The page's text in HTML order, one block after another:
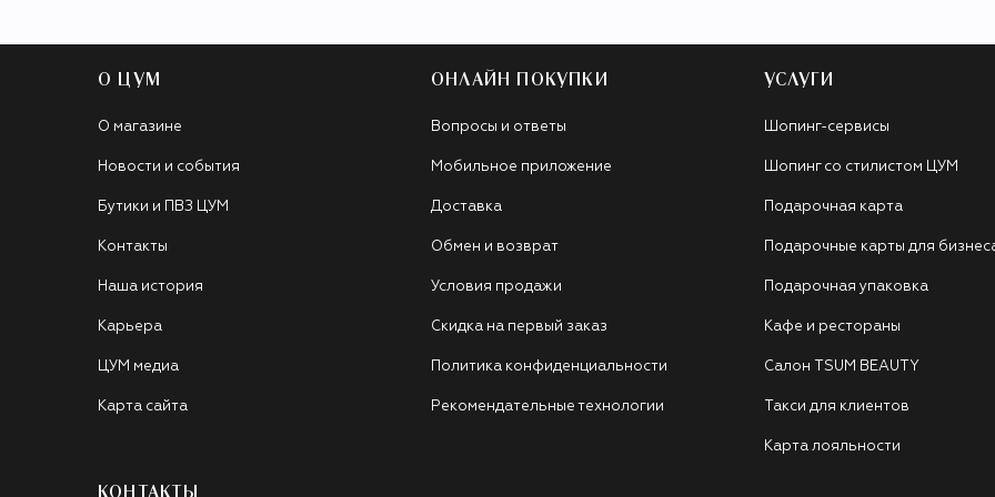
О ЦУМ
О магазине
Новости и события
Бутики и ПВЗ ЦУМ
Контакты
Наша история
Карьера
ЦУМ медиа
Карта сайта
ОНЛАЙН ПОКУПКИ
Вопросы и ответы
Мобильное приложение
Доставка
Обмен и возврат
Условия продажи
Скидка на первый заказ
Политика конфиденциальности
Рекомендательные технологии
УСЛУГИ
Шопинг-сервисы
Шопинг со стилистом ЦУМ
Подарочная карта
Подарочные карты для
Подарочная упаковка
Кафе и рестораны
Салон TSUM BEAUTY
Такси для клиентов
Карта лояльности
КОНТАКТЫ